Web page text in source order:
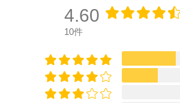
4.60
10件